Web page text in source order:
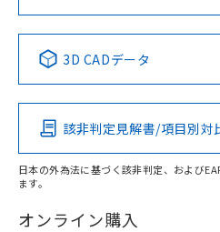
上、n: 12mm以上
検出領域
Pb Hg
O
在庫等で未対応品が混在する可
No No
この製品の
その他の認証はこちら
3D CADデータ
該非判定見解書/項目別対
日本の外為法に基づく該非判定、および
ます。
オンライン購入